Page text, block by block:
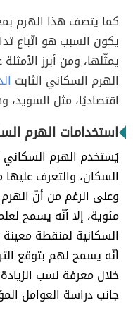
كما يتصف هذا الهرم
يكون السبب هو اتّباع
يمثّلها، ومن أبرز
الهرم السكاني الثابت
اقتصاديًا، مثل السويد،
استخدامات الهرم
يُستخدم الهرم
السكان، والتعرف
وعلى الرغم من أنّ
مئوية، إلا أنّه يسمح
السكانية لمنقطة
أنّه يسمح لهم بتوقع
خلال معرفة نسب
جانب دراسة العوامل